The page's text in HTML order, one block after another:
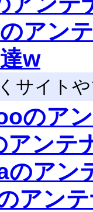
アン
w
サイト
のア
ンテ
アン
アン